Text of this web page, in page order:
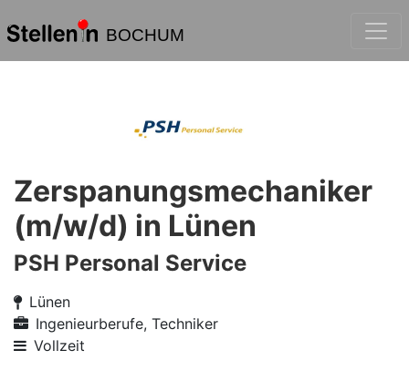
BOCHUM
Zerspanungsmechaniker
(m/w/d) in Lünen
PSH Personal Service
Lünen
Ingenieurberufe, Techniker
Vollzeit